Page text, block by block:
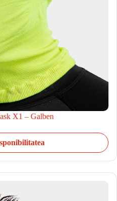
X1 – Galben